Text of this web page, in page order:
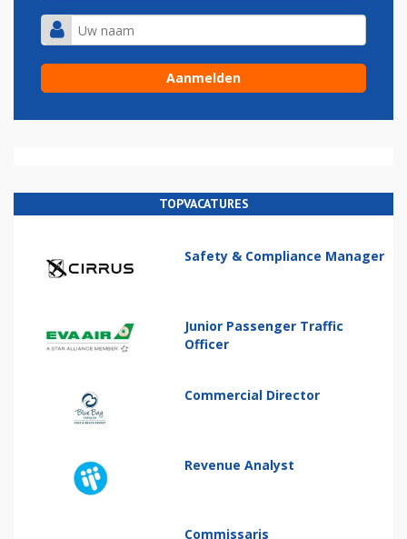
TOPVACATURES
Safety & Compliance Manager
Junior Passenger Traffic
Officer
Commercial Director
Revenue Analyst
Commissaris